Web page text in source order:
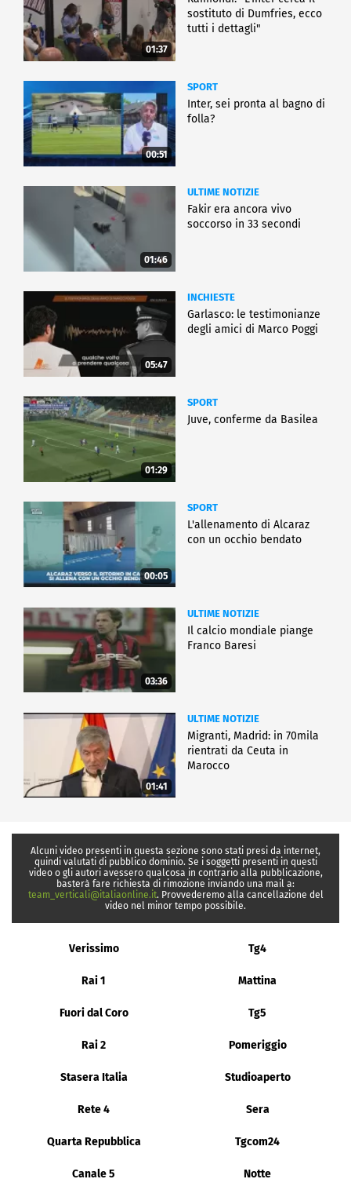
01:37
sostituto di Dumfries, ecco
tutti i dettagli"
00:51
SPORT
Inter, sei pronta al bagno di
folla?
01:46
ULTIME NOTIZIE
Fakir era ancora vivo
soccorso in 33 secondi
05:47
INCHIESTE
Garlasco: le testimonianze
degli amici di Marco Poggi
01:29
SPORT
Juve, conferme da Basilea
00:05
SPORT
L'allenamento di Alcaraz
con un occhio bendato
03:36
ULTIME NOTIZIE
Il calcio mondiale piange
Franco Baresi
01:41
ULTIME NOTIZIE
Migranti, Madrid: in 70mila
rientrati da Ceuta in
Marocco
Alcuni video presenti in questa sezione sono stati presi da internet,
quindi valutati di pubblico dominio. Se i soggetti presenti in questi
video o gli autori avessero qualcosa in contrario alla pubblicazione,
basterà fare richiesta di rimozione inviando una mail a:
team_verticali@italiaonline.it. Provvederemo alla cancellazione del
video nel minor tempo possibile.
Verissimo Tg4
Rai 1 Mattina
Fuori dal Coro Tg5
Rai 2 Pomeriggio
Stasera Italia Studioaperto
Rete 4 Sera
Quarta Repubblica Tgcom24
Canale 5 Notte